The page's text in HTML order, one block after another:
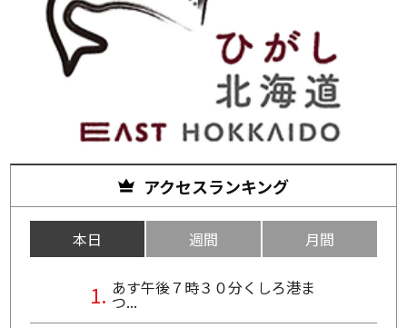
アクセスランキング
本日 週間 月間
あす午後７時３０分くしろ港ま
つ...